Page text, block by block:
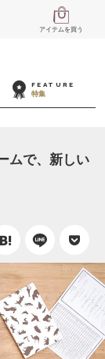
アイテムを買う
FEATURE
特集
ムで、新しい